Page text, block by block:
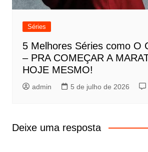
Séries
5 Melhores Séries como O
– PRA COMEÇAR A
HOJE MESMO!
admin 5 de julho de 2026
Deixe uma resposta